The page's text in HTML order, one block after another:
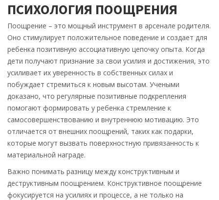
ПСИХОЛОГИЯ ПООЩРЕНИЯ
Поощрение – это мощный инструмент в арсенале родителя.
Оно стимулирует положительное поведение и создает для
ребенка позитивную ассоциативную цепочку опыта. Когда
дети получают признание за свои усилия и достижения, это
усиливает их уверенность в собственных силах и
побуждает стремиться к новым высотам. Учеными
доказано, что регулярные позитивные подкрепления
помогают формировать у ребенка стремление к
самосовершенствованию и внутреннюю мотивацию. Это
отличается от внешних поощрений, таких как подарки,
которые могут вызвать поверхностную привязанность к
материальной награде.
Важно понимать разницу между конструктивным и
деструктивным поощрением. Конструктивное поощрение
фокусируется на усилиях и процессе, а не только на